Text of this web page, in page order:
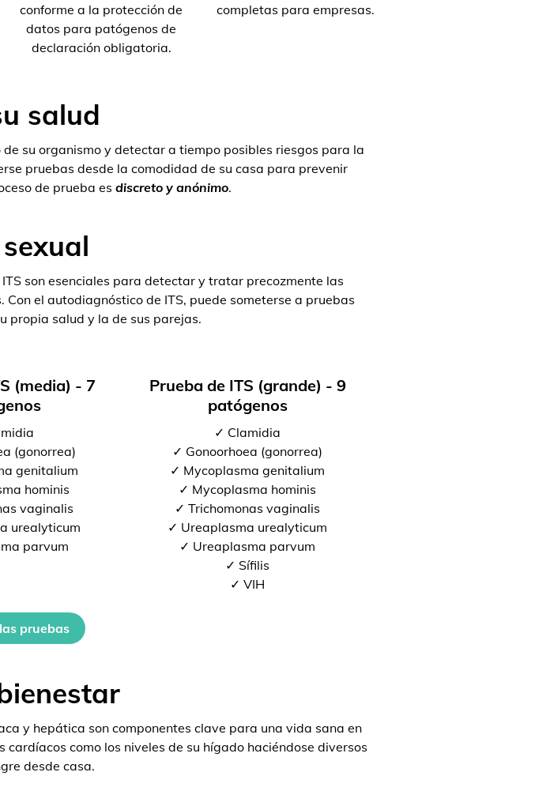
conforme a la protección de
datos para patógenos de
declaración obligatoria.
completas para empresas.
salud
su organismo y detectar a tiempo posibles riesgos para la
pruebas desde la comodidad de su casa para prevenir
de prueba es discreto y anónimo.
son esenciales para detectar y tratar precozmente las
el autodiagnóstico de ITS, puede someterse a pruebas
propia salud y la de sus parejas.
(media) - 7
(gonorrea)
genitalium
hominis
vaginalis
urealyticum
parvum
Prueba de ITS (grande) - 9
patógenos
✓ Clamidia
✓ Gonoorhoea (gonorrea)
✓ Mycoplasma genitalium
✓ Mycoplasma hominis
✓ Trichomonas vaginalis
✓ Ureaplasma urealyticum
✓ Ureaplasma parvum
✓ Sífilis
✓ VIH
pruebas
y hepática son componentes clave para una vida sana en
como los niveles de su hígado haciéndose diversos
desde casa.